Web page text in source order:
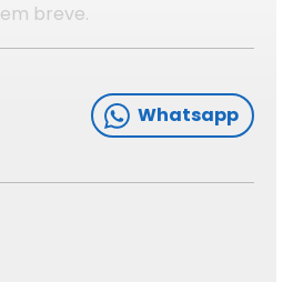
em breve.
Whatsapp